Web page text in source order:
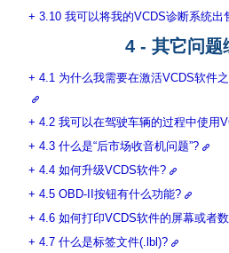
3.10 我可以将我的VCDS诊断系统出
4 - 其它问题
4.1 为什么我需要在激活VCDS软件
4.2 我可以在驾驶车辆的过程中使用
4.3 什么是“后市场收音机问题”?
4.4 如何升级VCDS软件?
4.5 OBD-II按钮有什么功能?
4.6 如何打印VCDS软件的屏幕或者
4.7 什么是标签文件(.lbl)?